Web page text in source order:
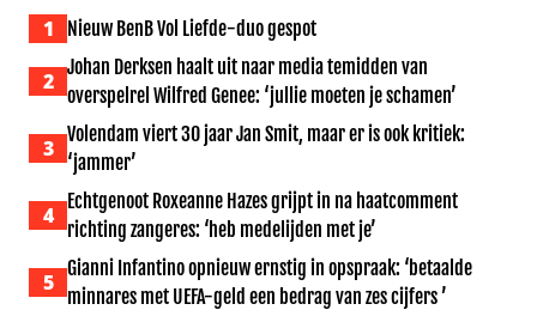
1 Nieuw BenB Vol Liefde-duo gespot
2
Johan Derksen haalt uit naar media temidden van
overspelrel Wilfred Genee: ‘jullie moeten je schamen’
3
Volendam viert 30 jaar Jan Smit, maar er is ook kritiek:
‘jammer’
4
Echtgenoot Roxeanne Hazes grijpt in na haatcomment
richting zangeres: ‘heb medelijden met je’
5
Gianni Infantino opnieuw ernstig in opspraak: ‘betaalde
minnares met UEFA-geld een bedrag van zes cijfers ’